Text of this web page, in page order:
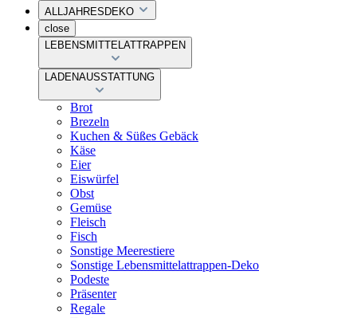
ALLJAHRESDEKO
close
LEBENSMITTELATTRAPPEN
LADENAUSSTATTUNG
Brot
Brezeln
Kuchen & Süßes Gebäck
Käse
Eier
Eiswürfel
Obst
Gemüse
Fleisch
Fisch
Sonstige Meerestiere
Sonstige Lebensmittelattrappen-Deko
Podeste
Präsenter
Regale